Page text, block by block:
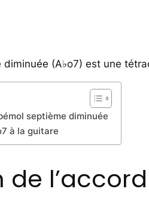
diminuée (A♭o7) est une
septième diminuée
à la guitare